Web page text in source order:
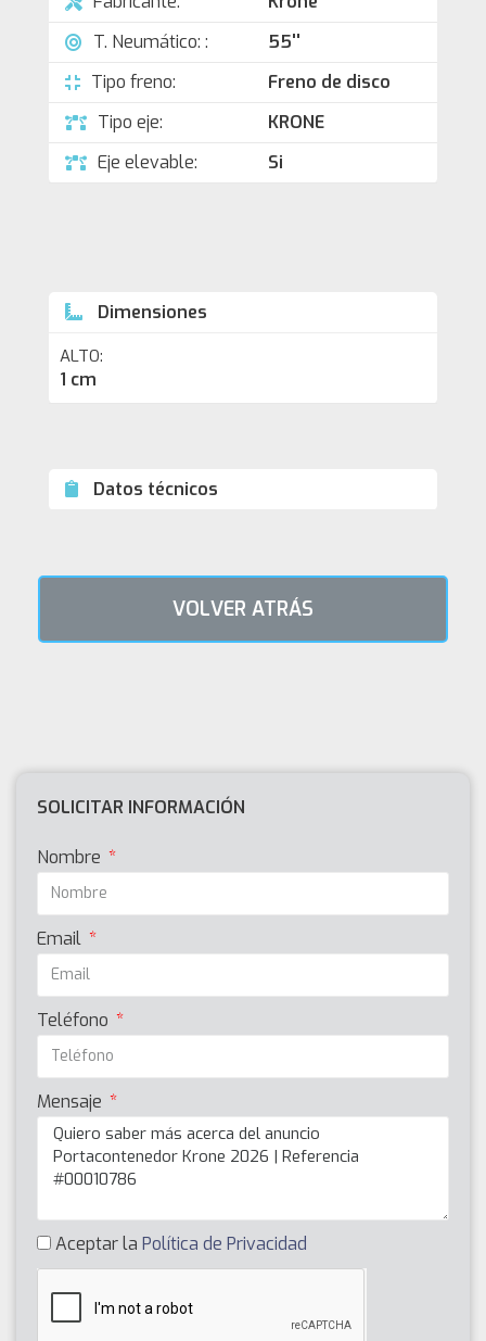
T. Neumático: :
55''
Tipo freno:
Freno de disco
Tipo eje:
KRONE
Eje elevable:
Si
Dimensiones
ALTO:
1 cm
Datos técnicos
VOLVER ATRÁS
SOLICITAR INFORMACIÓN
Nombre
Email
Teléfono
Mensaje
Aceptar la Política de Privacidad